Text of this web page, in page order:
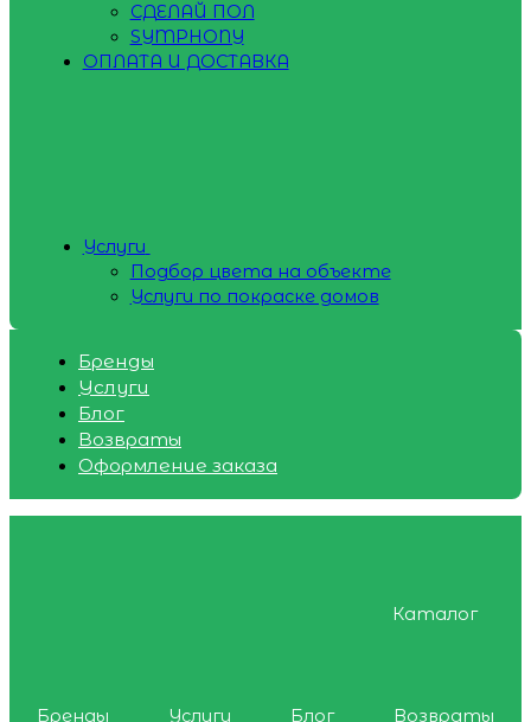
СДЕЛАЙ ПОЛ
SYMPHONY
ОПЛАТА И ДОСТАВКА
Услуги
Подбор цвета на объекте
Услуги по покраске домов
Бренды
Услуги
Блог
Возвраты
Оформление заказа
Каталог
Бренды Услуги Блог
Возвраты